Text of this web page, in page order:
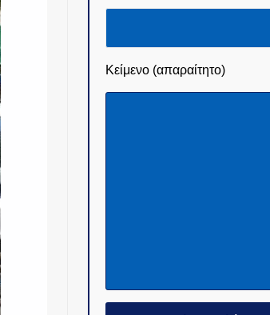
Κείμενο (απαραίτητο)